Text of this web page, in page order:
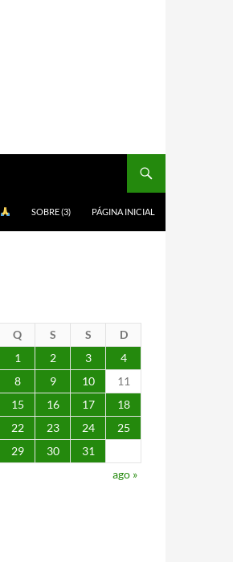
SOBRE (3) PÁGINA INICIAL
Q S S
D
1
2 3
4
8 9 10
11
15 16 17
18
22 23 24
25
29 30
31
ago »